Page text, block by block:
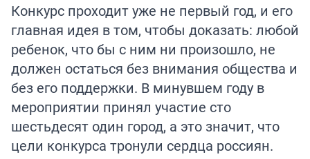
Конкурс проходит уже не первый год, и его
главная идея в том, чтобы доказать: любой
ребенок, что бы с ним ни произошло, не
должен остаться без внимания общества и
без его поддержки. В минувшем году в
мероприятии принял участие сто
шестьдесят один город, а это значит, что
цели конкурса тронули сердца россиян.